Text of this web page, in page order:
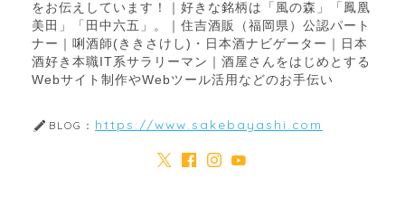
をお伝えしています！｜好きな銘柄は「風の森」「鳳凰
美田」「田中六五」。｜住吉酒販（福岡県）公認パート
ナー｜唎酒師(ききさけし)・日本酒ナビゲーター｜日本
酒好き本職IT系サラリーマン｜酒屋さんをはじめとする
Webサイト制作やWebツール活用などのお手伝い
BLOG： https://www.sakebayashi.com